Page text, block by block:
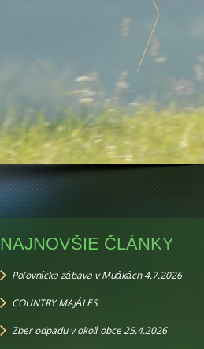
NAJNOVŠIE ČLÁNKY
Poľovnícka zábava v Muákách 4.7.2026
COUNTRY MAJÁLES
Zber odpadu v okolí obce 25.4.2026